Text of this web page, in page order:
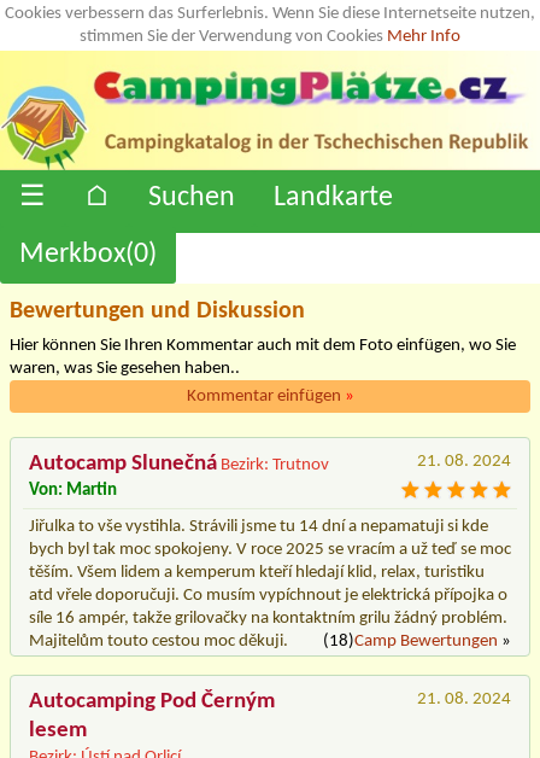
Cookies verbessern das Surferlebnis. Wenn Sie diese Internetseite nutzen,
stimmen Sie der Verwendung von Cookies Mehr Info
☰ ⌂ Suchen
Landkarte
Merkbox(0)
Bewertungen und Diskussion
Hier können Sie Ihren Kommentar auch mit dem Foto einfügen, wo Sie
waren, was Sie gesehen haben..
Kommentar einfügen »
Autocamp Slunečná Bezirk: Trutnov
21. 08. 2024
Von: Martin
Jiřulka to vše vystihla. Strávili jsme tu 14 dní a nepamatuji si kde
bych byl tak moc spokojeny. V roce 2025 se vracím a už teď se moc
těším. Všem lidem a kemperum kteří hledají klid, relax, turistiku
atd vřele doporučuji. Co musím vypíchnout je elektrická přípojka o
síle 16 ampér, takže grilovačky na kontaktním grilu žádný problém.
Majitelům touto cestou moc děkuji.
(18)Camp Bewertungen »
Autocamping Pod Černým
lesem
21. 08. 2024